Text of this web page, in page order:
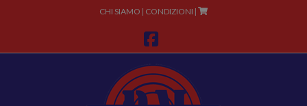
CHI SIAMO | CONDIZIONI |
Facebook